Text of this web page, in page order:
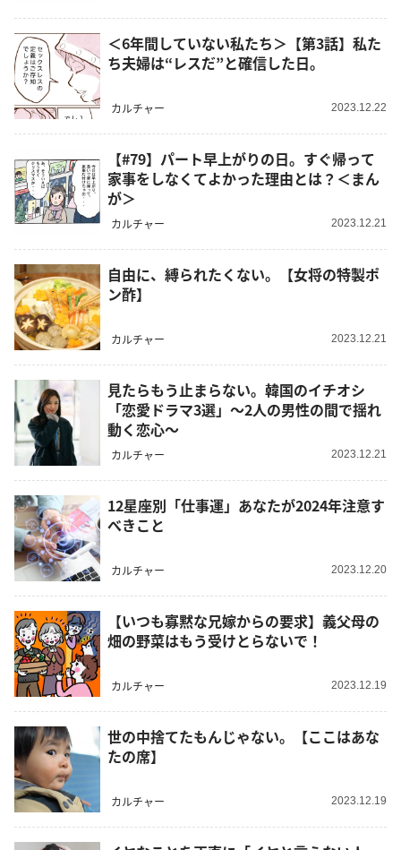
＜6年間していない私たち＞【第3話】私た
ち夫婦は“レスだ”と確信した日。
カルチャー 2023.12.22
【#79】パート早上がりの日。すぐ帰って
家事をしなくてよかった理由とは？＜まん
が＞
カルチャー 2023.12.21
自由に、縛られたくない。【女将の特製ポ
ン酢】
カルチャー 2023.12.21
見たらもう止まらない。韓国のイチオシ
「恋愛ドラマ3選」～2人の男性の間で揺れ
動く恋心～
カルチャー 2023.12.21
12星座別「仕事運」あなたが2024年注意す
べきこと
カルチャー 2023.12.20
【いつも寡黙な兄嫁からの要求】義父母の
畑の野菜はもう受けとらないで！
カルチャー 2023.12.19
世の中捨てたもんじゃない。【ここはあな
たの席】
カルチャー 2023.12.19